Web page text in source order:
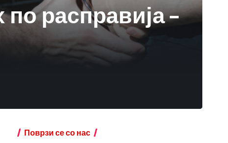
расправија –
Поврзи се со нас